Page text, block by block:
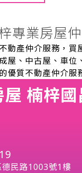
專業房屋
動產仲介服務，買
屋、中古屋、車位
優質不動產仲介服
楠梓國
民路1003號1樓